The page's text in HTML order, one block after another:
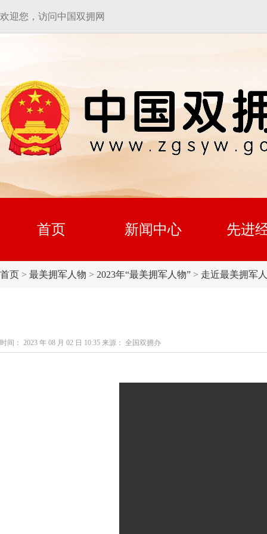
欢迎您，访问中国双拥网
首页 新闻中心 先进
首页 > 最美拥军人物 > 2023年“最美拥军人物” > 走近最美拥军
时间： 2023 年 08 月 02 日 10:35 来源： 全国双拥办